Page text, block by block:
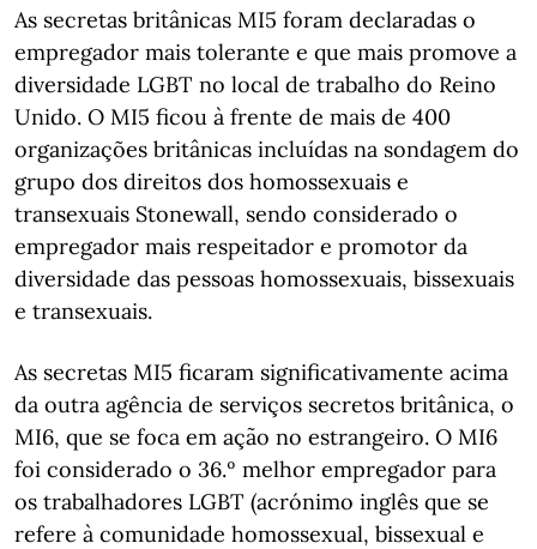
As secretas britânicas MI5 foram declaradas o
empregador mais tolerante e que mais promove a
diversidade LGBT no local de trabalho do Reino
Unido. O MI5 ficou à frente de mais de 400
organizações britânicas incluídas na sondagem do
grupo dos direitos dos homossexuais e
transexuais Stonewall, sendo considerado o
empregador mais respeitador e promotor da
diversidade das pessoas homossexuais, bissexuais
e transexuais.
As secretas MI5 ficaram significativamente acima
da outra agência de serviços secretos britânica, o
MI6, que se foca em ação no estrangeiro. O MI6
foi considerado o 36.º melhor empregador para
os trabalhadores LGBT (acrónimo inglês que se
refere à comunidade homossexual, bissexual e